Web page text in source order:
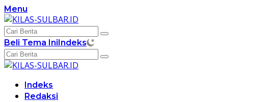
Langsung
ke
konten
Menu
Beli Tema IniIndeks
Indeks
Redaksi